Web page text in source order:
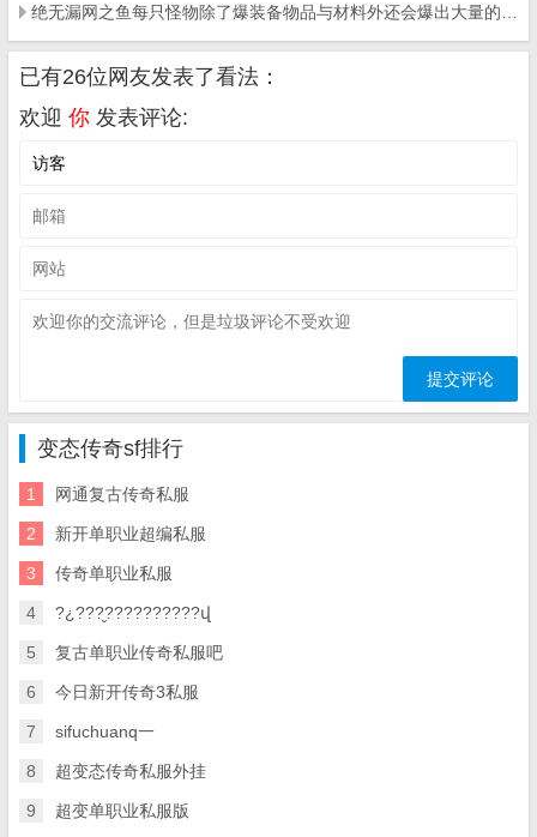
已有26位网友发表了看法：
欢迎 你 发表评论:
变态传奇sf排行
1 网通复古传奇私服
2 新开单职业超编私服
3 传奇单职业私服
4 ?¿???̬??????????վ
5 复古单职业传奇私服吧
6 今日新开传奇3私服
7 sifuchuanq一
8 超变态传奇私服外挂
9 超变单职业私服版